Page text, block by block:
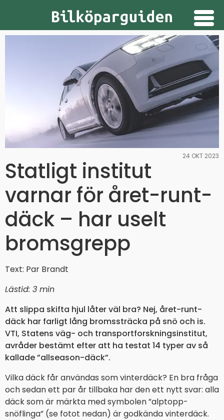
Guider
Provkörningar
Nyheter
Prenumerera
Annonsera
24 OKT 2023
Statligt institut
varnar för året-runt-
däck – har uselt
bromsgrepp
Text: Par Brandt
Lästid: 3 min
Att slippa skifta hjul låter väl bra? Nej, året-runt-
däck har farligt lång bromssträcka på snö och is.
VTI, Statens väg- och transportforskningsinstitut,
avråder bestämt efter att ha testat 14 typer av så
kallade ”allseason-däck”.
Vilka däck får användas som vinterdäck? En bra fråga
och sedan ett par år tillbaka har den ett nytt svar: alla
däck som är märkta med symbolen ”alptopp-
snöflinga” (se fotot nedan) är godkända vinterdäck.